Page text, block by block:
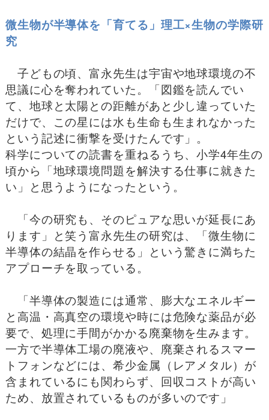
微生物が半導体を「育てる」理工×生物の学際研
究
子どもの頃、富永先生は宇宙や地球環境の不
思議に心を奪われていた。「図鑑を読んでい
て、地球と太陽との距離があと少し違っていた
だけで、この星には水も生命も生まれなかった
という記述に衝撃を受けたんです」。
科学についての読書を重ねるうち、小学4年生の
頃から「地球環境問題を解決する仕事に就きた
い」と思うようになったという。
「今の研究も、そのピュアな思いが延長にあ
ります」と笑う富永先生の研究は、「微生物に
半導体の結晶を作らせる」という驚きに満ちた
アプローチを取っている。
「半導体の製造には通常、膨大なエネルギー
と高温・高真空の環境や時には危険な薬品が必
要で、処理に手間がかかる廃棄物を生みます。
一方で半導体工場の廃液や、廃棄されるスマー
トフォンなどには、希少金属（レアメタル）が
含まれているにも関わらず、回収コストが高い
ため、放置されているものが多いのです」